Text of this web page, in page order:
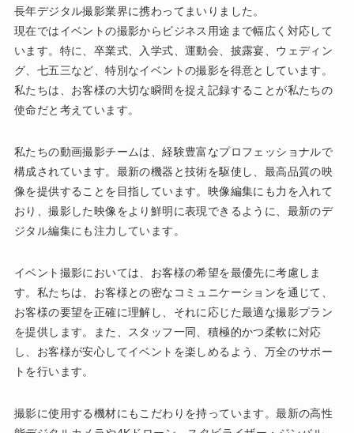
長年デジタル撮影業界に携わってまいりました。
現在ではイベントの撮影からビジネス用途まで幅広く対応して
います。特に、卒業式、入学式、運動会、披露宴、ウェディン
グ、七五三など、特別なイベントの撮影を得意としています。
私たちは、お客様の大切な瞬間を捉え記録することが私たちの
使命だと考えています。
私たちの動画撮影チームは、経験豊富なプロフェッショナルで
構成されています。最新の機器と技術を駆使し、最高品質の映
像を提供することを目指しています。映像編集にも力を入れて
おり、撮影した映像をより鮮明に表現できるように、最新のデ
ジタル編集にも注力しています。
イベント撮影においては、お客様の希望を最優先に考慮しま
す。私たちは、お客様との密なコミュニケーションを通じて、
お客様の要望を正確に理解し、それに応じた最適な撮影プラン
を提供します。また、スタッフ一同、積極的かつ柔軟に対応
し、お客様が安心してイベントを楽しめるよう、万全のサポー
トを行います。
撮影に使用する機材にもこだわりを持っています。最新の高性